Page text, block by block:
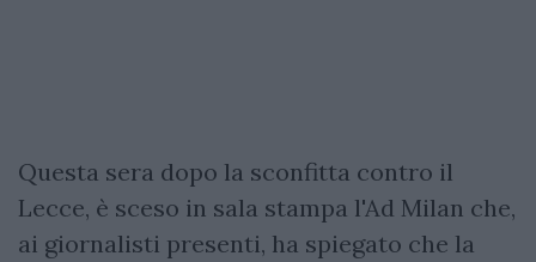
Questa sera dopo la sconfitta contro il
Lecce, è sceso in sala stampa l'Ad Milan che,
ai giornalisti presenti, ha spiegato che la